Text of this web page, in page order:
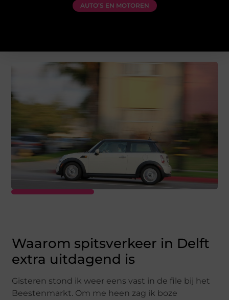
AUTO’S EN MOTOREN
Waarom spitsverkeer in Delft
extra uitdagend is
Gisteren stond ik weer eens vast in de file bij het
Beestenmarkt. Om me heen zag ik boze